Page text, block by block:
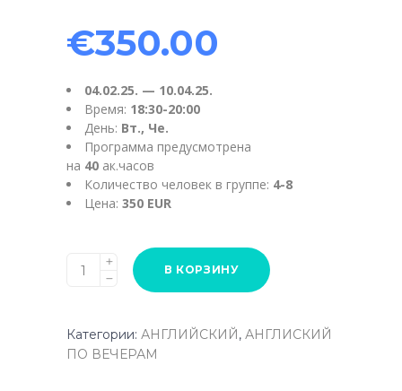
€350.00
04.02.25. — 10.04.25.
Время: 18:30-20:00
День: Вт., Че.
Программа предусмотрена
на 40 ак.часов
Количество человек в группе: 4-8
Цена: 350 EUR
Английский
язык
к
экзамену
В КОРЗИНУ
Категории: АНГЛИЙСКИЙ, АНГЛИСКИЙ
ПО ВЕЧЕРАМ